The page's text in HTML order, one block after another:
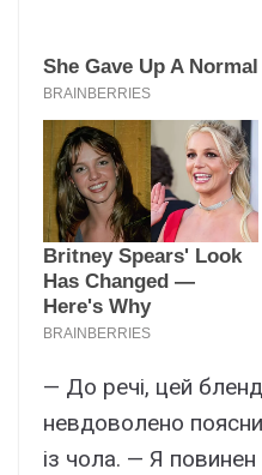
— До речі, цей
невдоволено
із чола. — Я